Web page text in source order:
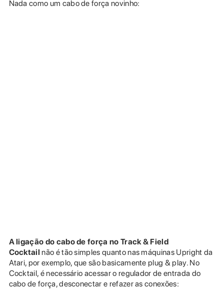
Nada como um cabo de força novinho:
A ligação do cabo de força no Track & Field
Cocktailnão é tão simples quanto nas máquinas Upright da
Atari, por exemplo, que são basicamente plug & play. No
Cocktail, é necessário acessar o regulador de entrada do
cabo de força, desconectar e refazer as conexões: